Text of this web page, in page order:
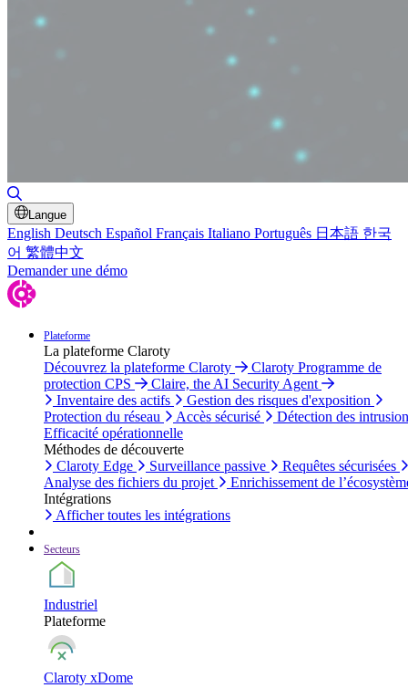
Langue
English Deutsch Español Français Italiano Português 日本語 한국
어 繁體中文
Demander une démo
Plateforme
La plateforme Claroty
Découvrez la plateforme Claroty
Claroty Programme de
protection CPS
Claire, the AI Security Agent
Inventaire des actifs
Gestion des risques d'exposition
Protection du réseau
Accès sécurisé
Détection des
Efficacité opérationnelle
Méthodes de découverte
Claroty Edge
Surveillance passive
Requêtes sécurisées
Analyse des fichiers du projet
Enrichissement de
Intégrations
Afficher toutes les intégrations
Secteurs
Industriel
Plateforme
Claroty xDome